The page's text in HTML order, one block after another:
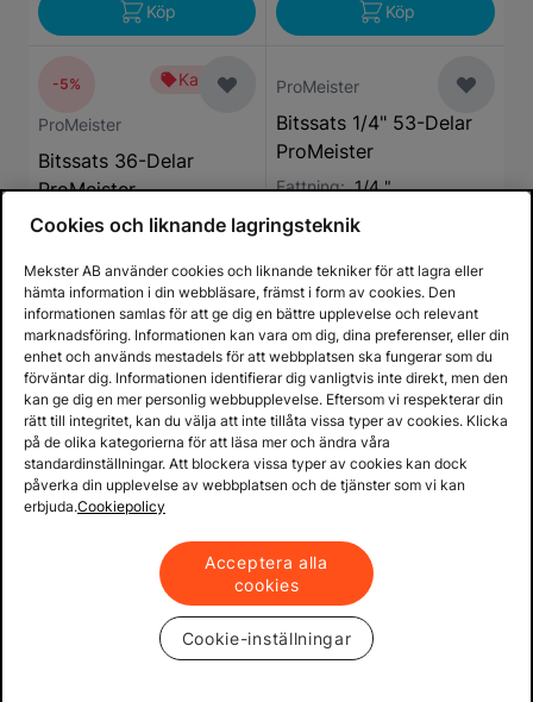
Köp Köp
Kampanj
ProMeister
Bitssats 36-Delar
ProMeister
Längd:125 mm
Antal delar:36
Dimension:
130x94x45 mm
Typ:sets
227 kr 239 kr
Jmf-pris: 227 / styck
-5%
Köp
ProMeister
Bitssats 1/4" 53-Delar
ProMeister
Fattning:1/4 "
Vikt:645 g
Höjd:145 mm
Bredd:
96 mm
Dimension:
145x96x50 mm
Typ:1/4"
624 kr
Jmf-pris: 624 / styck
Köp
Bitssats 1/4" Lågprofil
11-Delar ProMeister
ProMeister
Hylssats 3/8" Kraft Torx
-32%
Cookies och liknande lagringsteknik
Mekster AB använder cookies och liknande tekniker för att lagra eller
hämta information i din webbläsare, främst i form av cookies. Den
informationen samlas för att ge dig en bättre upplevelse och relevant
marknadsföring. Informationen kan vara om dig, dina preferenser, eller din
enhet och används mestadels för att webbplatsen ska fungerar som du
förväntar dig. Informationen identifierar dig vanligtvis inte direkt, men den
kan ge dig en mer personlig webbupplevelse. Eftersom vi respekterar din
rätt till integritet, kan du välja att inte tillåta vissa typer av cookies. Klicka
på de olika kategorierna för att läsa mer och ändra våra
standardinställningar. Att blockera vissa typer av cookies kan dock
påverka din upplevelse av webbplatsen och de tjänster som vi kan
erbjuda.Cookiepolicy
Acceptera alla
cookies
Cookie-inställningar